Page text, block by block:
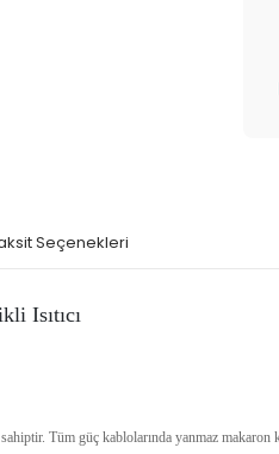
Seçenekleri
Isıtıcı
Tüm güç kablolarında yanmaz